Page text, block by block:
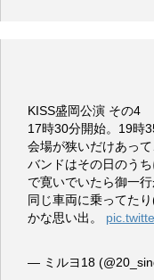
KISS盛岡公演 その4
17時30分開始。19時
会場が狭いだけあっ
バンドはその日のう
で寛いでいたら御一
同じ車両に乗ってた
かな思い出。
— ミルヨ18